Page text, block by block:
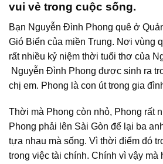
vui vẻ trong cuộc sống.
Bạn Nguyễn Đình Phong quê ở
Gió Biển của miền Trung. Nơi vùng
rất nhiều kỷ niệm thời tuổi thơ của
Nguyễn Đình Phong được sinh ra
chị em. Phong là con út trong gia
Thời mà Phong còn nhỏ, Phong rất
Phong phải lên Sài Gòn để lại ba
tựa nhau mà sống. Vì thời điểm đó
trong việc tài chính. Chính vì vậy mà